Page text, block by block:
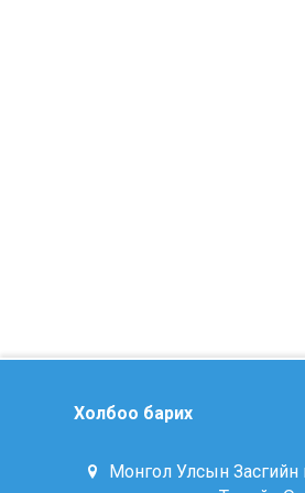
Холбоо барих
Монгол Улсын Засгийн